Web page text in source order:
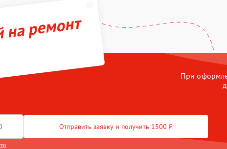
ремонт
При
Отправить заявку и получить 1500 ₽